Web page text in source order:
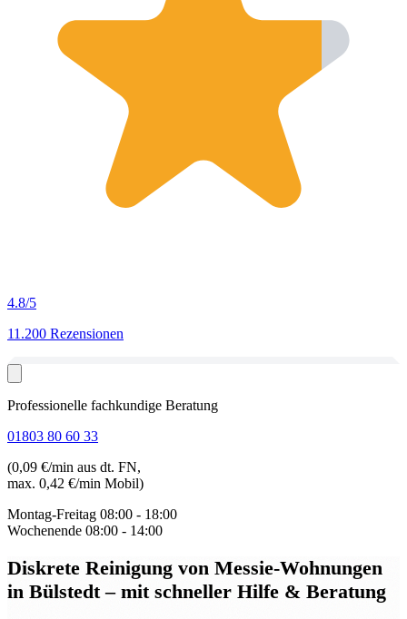
4.8/5
11.200 Rezensionen
Professionelle fachkundige Beratung
01803 80 60 33
(0,09 €/min aus dt. FN,
max. 0,42 €/min Mobil)
Montag-Freitag 08:00 - 18:00
Wochenende 08:00 - 14:00
Diskrete Reinigung von Messie-Wohnungen
in Bülstedt– mit schneller Hilfe & Beratung